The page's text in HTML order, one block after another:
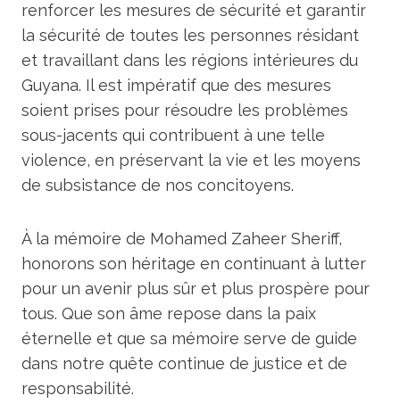
renforcer les mesures de sécurité et garantir
la sécurité de toutes les personnes résidant
et travaillant dans les régions intérieures du
Guyana. Il est impératif que des mesures
soient prises pour résoudre les problèmes
sous-jacents qui contribuent à une telle
violence, en préservant la vie et les moyens
de subsistance de nos concitoyens.
À la mémoire de Mohamed Zaheer Sheriff,
honorons son héritage en continuant à lutter
pour un avenir plus sûr et plus prospère pour
tous. Que son âme repose dans la paix
éternelle et que sa mémoire serve de guide
dans notre quête continue de justice et de
responsabilité.